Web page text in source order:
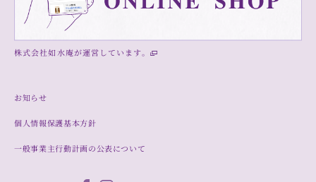
株式会社如水庵が運営しています。
お知らせ
個人情報保護基本方針
一般事業主行動計画の公表について